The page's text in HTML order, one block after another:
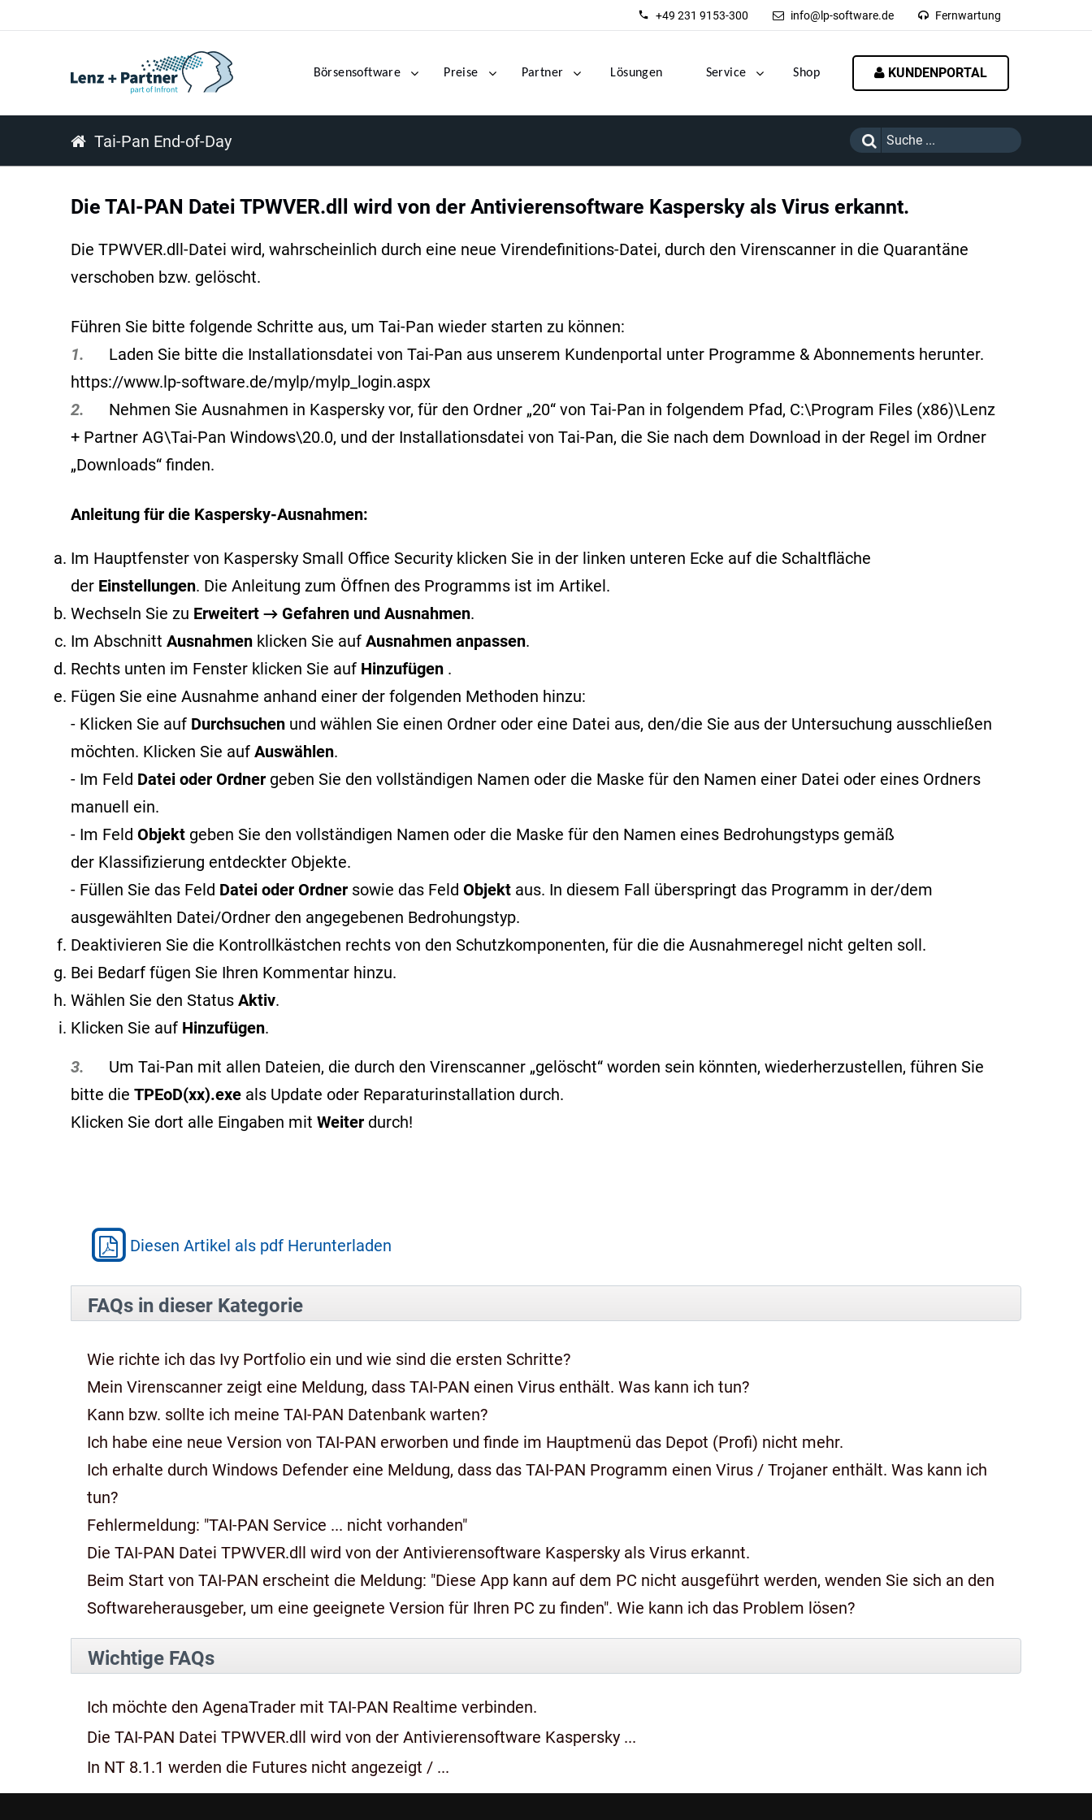
+49 231 9153-300 info@lp-software.de Fernwartung
Börsensoftware Preise Partner Lösungen Service Shop KUNDENPORTAL
Tai-Pan End-of-Day
Die TAI-PAN Datei TPWVER.dll wird von der Antivierensoftware Kaspersky als Virus erkannt.
Die TPWVER.dll-Datei wird, wahrscheinlich durch eine neue Virendefinitions-Datei, durch den Virenscanner in die Quarantäne
verschoben bzw. gelöscht.
Führen Sie bitte folgende Schritte aus, um Tai-Pan wieder starten zu können:
1.
Laden Sie bitte die Installationsdatei von Tai-Pan aus unserem Kundenportal unter Programme & Abonnements herunter.
https://www.lp-software.de/mylp/mylp_login.aspx
2.
Nehmen Sie Ausnahmen in Kaspersky vor, für den Ordner „20“ von Tai-Pan in folgendem Pfad, C:\Program Files (x86)\Lenz
+ Partner AG\Tai-Pan Windows\20.0, und der Installationsdatei von Tai-Pan, die Sie nach dem Download in der Regel im Ordner
„Downloads“ finden.
Anleitung für die Kaspersky-Ausnahmen:
Im Hauptfenster von Kaspersky Small Office Security klicken Sie in der linken unteren Ecke auf die Schaltfläche
der Einstellungen. Die Anleitung zum Öffnen des Programms ist im Artikel.
Wechseln Sie zu Erweitert → Gefahren und Ausnahmen.
Im Abschnitt Ausnahmen klicken Sie auf Ausnahmen anpassen.
Rechts unten im Fenster klicken Sie auf Hinzufügen .
Fügen Sie eine Ausnahme anhand einer der folgenden Methoden hinzu:
- Klicken Sie auf Durchsuchen und wählen Sie einen Ordner oder eine Datei aus, den/die Sie aus der Untersuchung ausschließen
möchten. Klicken Sie auf Auswählen.
- Im Feld Datei oder Ordner geben Sie den vollständigen Namen oder die Maske für den Namen einer Datei oder eines Ordners
manuell ein.
- Im Feld Objekt geben Sie den vollständigen Namen oder die Maske für den Namen eines Bedrohungstyps gemäß
der Klassifizierung entdeckter Objekte.
- Füllen Sie das Feld Datei oder Ordner sowie das Feld Objekt aus. In diesem Fall überspringt das Programm in der/dem
ausgewählten Datei/Ordner den angegebenen Bedrohungstyp.
Deaktivieren Sie die Kontrollkästchen rechts von den Schutzkomponenten, für die die Ausnahmeregel nicht gelten soll.
Bei Bedarf fügen Sie Ihren Kommentar hinzu.
Wählen Sie den Status Aktiv.
Klicken Sie auf Hinzufügen.
3. Um Tai-Pan mit allen Dateien, die durch den Virenscanner „gelöscht“ worden sein könnten, wiederherzustellen, führen Sie
bitte die TPEoD(xx).exe als Update oder Reparaturinstallation durch.
Klicken Sie dort alle Eingaben mit Weiter durch!
Diesen Artikel als pdf Herunterladen
FAQs in dieser Kategorie
Wie richte ich das Ivy Portfolio ein und wie sind die ersten Schritte?
Mein Virenscanner zeigt eine Meldung, dass TAI-PAN einen Virus enthält. Was kann ich tun?
Kann bzw. sollte ich meine TAI-PAN Datenbank warten?
Ich habe eine neue Version von TAI-PAN erworben und finde im Hauptmenü das Depot (Profi) nicht mehr.
Ich erhalte durch Windows Defender eine Meldung, dass das TAI-PAN Programm einen Virus / Trojaner enthält. Was kann ich
tun?
Fehlermeldung: "TAI-PAN Service ... nicht vorhanden"
Die TAI-PAN Datei TPWVER.dll wird von der Antivierensoftware Kaspersky als Virus erkannt.
Beim Start von TAI-PAN erscheint die Meldung: "Diese App kann auf dem PC nicht ausgeführt werden, wenden Sie sich an den
Softwareherausgeber, um eine geeignete Version für Ihren PC zu finden". Wie kann ich das Problem lösen?
Wichtige FAQs
Ich möchte den AgenaTrader mit TAI-PAN Realtime verbinden.
Die TAI-PAN Datei TPWVER.dll wird von der Antivierensoftware Kaspersky ...
In NT 8.1.1 werden die Futures nicht angezeigt / ...